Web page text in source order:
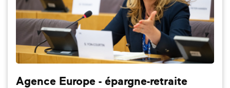
Agence Europe - épargne-retraite